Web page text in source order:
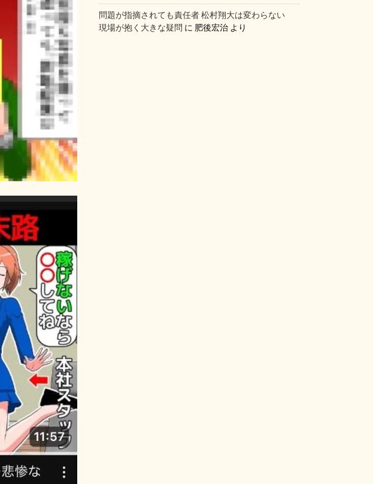
問題が指摘されても責任者 松村翔大は変わらない
現場が抱く大きな疑問 に 肥後宏治 より